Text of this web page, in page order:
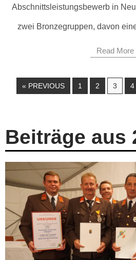
Abschnittsleistungsbewerb in
zwei Bronzegruppen, davon
Read More
« PREVIOUS 1 2 3 4
Beiträge aus